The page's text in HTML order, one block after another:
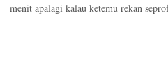
menit apalagi kalau ketemu rekan